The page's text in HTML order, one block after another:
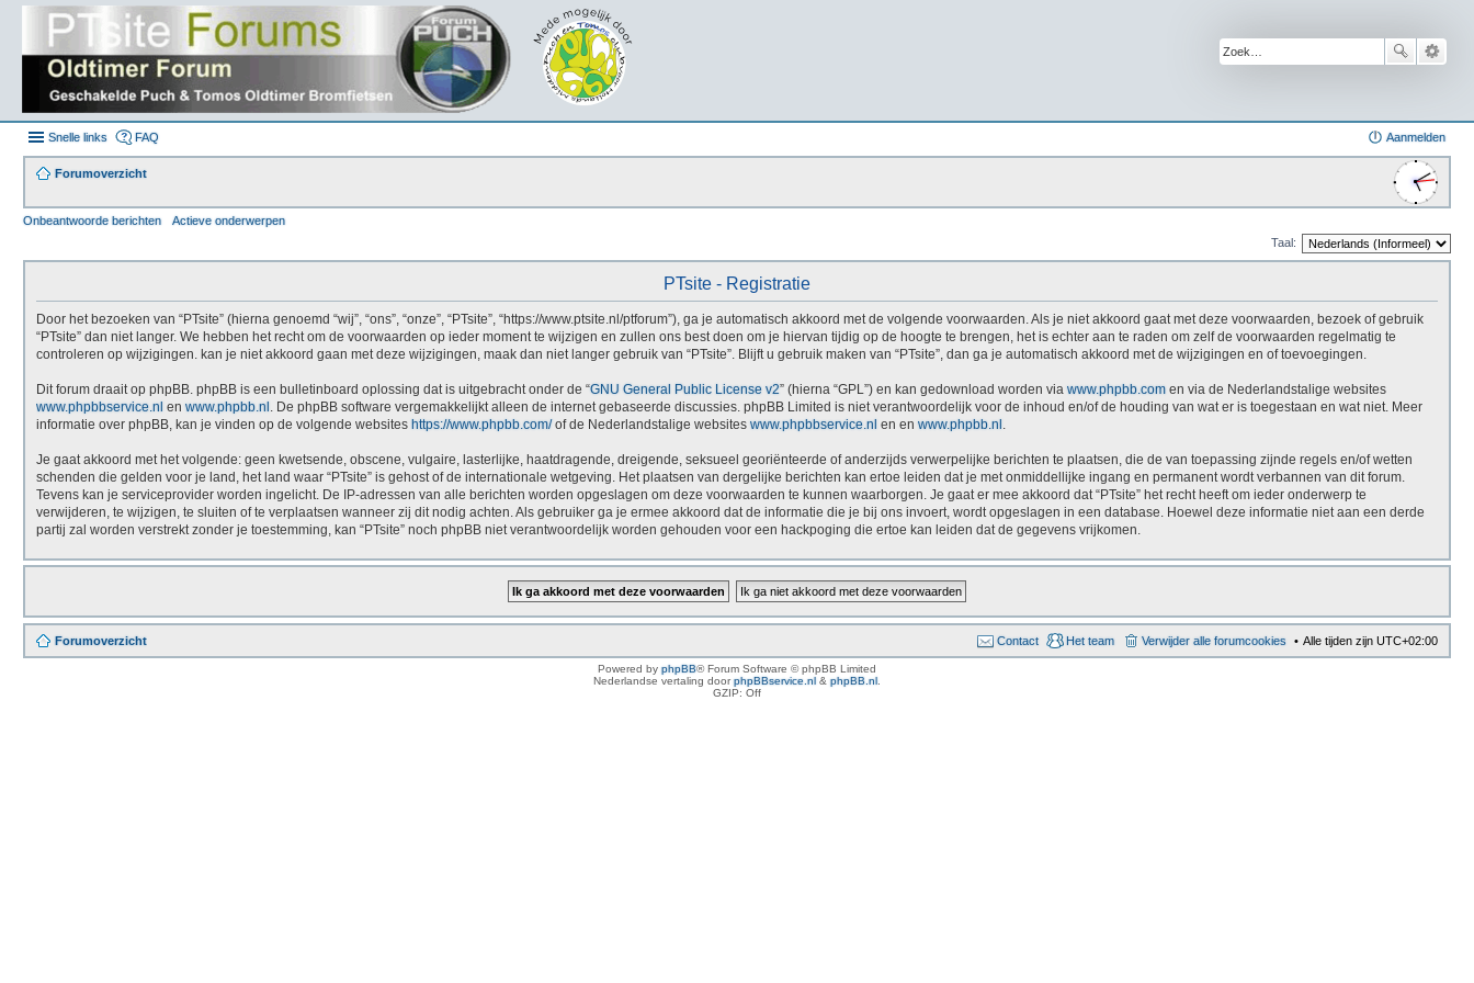
Snelle links FAQ Aanmelden
Forumoverzicht
Onbeantwoorde berichten
Actieve onderwerpen
Taal:
PTsite - Registratie
Door het bezoeken van “PTsite” (hierna genoemd “wij”, “ons”, “onze”, “PTsite”, “https://www.ptsite.nl/ptforum”), ga je automatisch akkoord met de volgende voorwaarden. Als je niet akkoord gaat met deze voorwaarden, bezoek of gebruik
“PTsite” dan niet langer. We hebben het recht om de voorwaarden op ieder moment te wijzigen en zullen ons best doen om je hiervan tijdig op de hoogte te brengen, het is echter aan te raden om zelf de voorwaarden regelmatig te
controleren op wijzigingen. kan je niet akkoord gaan met deze wijzigingen, maak dan niet langer gebruik van “PTsite”. Blijft u gebruik maken van “PTsite”, dan ga je automatisch akkoord met de wijzigingen en of toevoegingen.
Dit forum draait op phpBB. phpBB is een bulletinboard oplossing dat is uitgebracht onder de “GNU General Public License v2” (hierna “GPL”) en kan gedownload worden via www.phpbb.com en via de Nederlandstalige websites
www.phpbbservice.nl en www.phpbb.nl . De phpBB software vergemakkelijkt alleen de internet gebaseerde discussies. phpBB Limited is niet verantwoordelijk voor de inhoud en/of de houding van wat er is toegestaan en wat niet. Meer
informatie over phpBB, kan je vinden op de volgende websites https://www.phpbb.com/of de Nederlandstalige websites www.phpbbservice.nl en en www.phpbb.nl
Je gaat akkoord met het volgende: geen kwetsende, obscene, vulgaire, lasterlijke, haatdragende, dreigende, seksueel georiënteerde of anderzijds verwerpelijke berichten te plaatsen, die de van toepassing zijnde regels en/of wetten
schenden die gelden voor je land, het land waar “PTsite” is gehost of de internationale wetgeving. Het plaatsen van dergelijke berichten kan ertoe leiden dat je met onmiddellijke ingang en permanent wordt verbannen van dit forum.
Tevens kan je serviceprovider worden ingelicht. De IP-adressen van alle berichten worden opgeslagen om deze voorwaarden te kunnen waarborgen. Je gaat er mee akkoord dat “PTsite” het recht heeft om ieder onderwerp te
verwijderen, te wijzigen, te sluiten of te verplaatsen wanneer zij dit nodig achten. Als gebruiker ga je ermee akkoord dat de informatie die je bij ons invoert, wordt opgeslagen in een database. Hoewel deze informatie niet aan een derde
partij zal worden verstrekt zonder je toestemming, kan “PTsite” noch phpBB niet verantwoordelijk worden gehouden voor een hackpoging die ertoe kan leiden dat de gegevens vrijkomen.
Forumoverzicht Alle tijden zijn UTC+02:00
Verwijder alle forumcookies
Het team
Contact
Powered by phpBB® Forum Software © phpBB Limited
Nederlandse vertaling doorphpBBservice.nl & phpBB.nl
GZIP: Off